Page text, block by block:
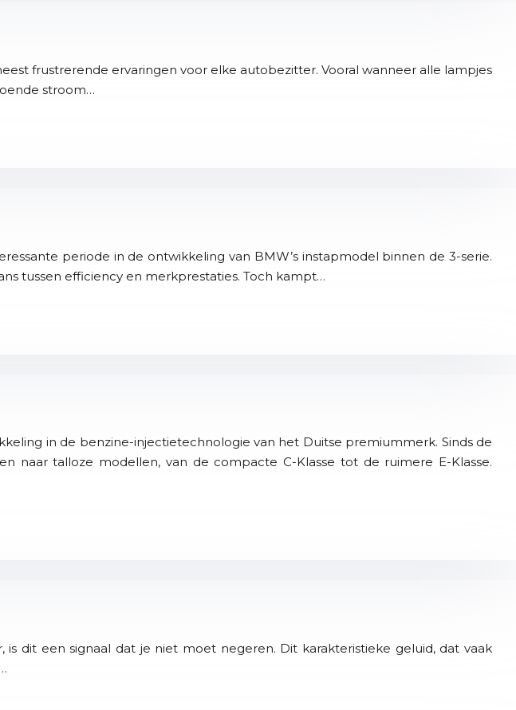
frustrerende ervaringen voor elke autobezitter. Vooral wanneer alle lampjes
stroom…
periode in de ontwikkeling van BMW’s instapmodel binnen de 3-serie.
tussen efficiency en merkprestaties. Toch kampt…
in de benzine-injectietechnologie van het Duitse premiummerk. Sinds de
naar talloze modellen, van de compacte C-Klasse tot de ruimere E-Klasse.
dit een signaal dat je niet moet negeren. Dit karakteristieke geluid, dat vaak